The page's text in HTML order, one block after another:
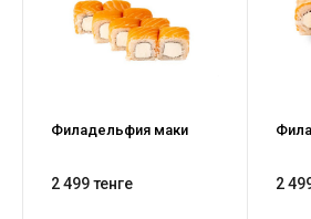
Филадельфия маки
2 499 тенге 2